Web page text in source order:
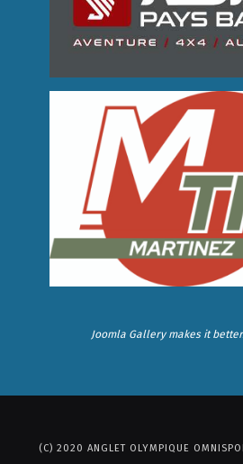
Joomla Gallerymakes it
(C) 2020 ANGLET OLYMPIQUE